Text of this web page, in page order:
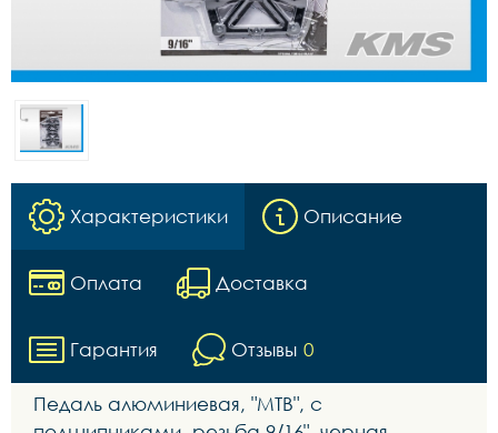
Характеристики Описание
Оплата Доставка
Гарантия Отзывы 0
Педаль алюминиевая, "МТВ", с